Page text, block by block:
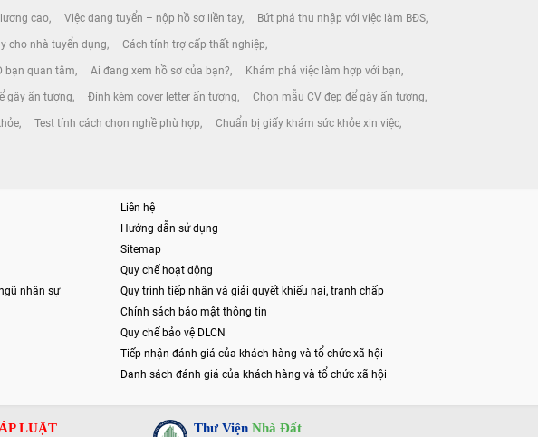
cao Việc đang tuyển – nộp hồ sơ liền tay Bứt phá thu nhập với việc làm BĐS
cho nhà tuyển dụng Cách tính trợ cấp thất nghiệp
bạn quan tâm Ai đang xem hồ sơ của bạn? Khám phá việc làm hợp với bạn
gây ấn tượng Đính kèm cover letter ấn tượng Chọn mẫu CV đẹp để gây ấn tượng
Test tính cách chọn nghề phù hợp Chuẩn bị giấy khám sức khỏe xin việc
nhân sự
Liên hệ
Hướng dẫn sử dụng
Sitemap
Quy chế hoạt động
Quy trình tiếp nhận và giải quyết khiếu nại, tranh chấp
Chính sách bảo mật thông tin
Quy chế bảo vệ DLCN
Tiếp nhận đánh giá của khách hàng và tổ chức xã hội
Danh sách đánh giá của khách hàng và tổ chức xã hội
LUẬT Thư Viện Nhà Đất